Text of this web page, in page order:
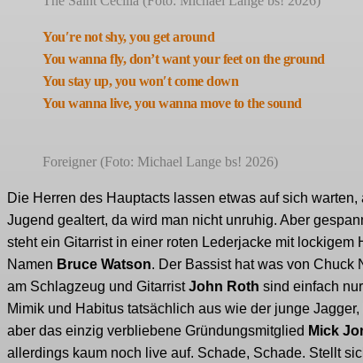
You′re not shy, you get around
You wanna fly, don’t want your feet on the ground
You stay up, you won′t come down
You wanna live, you wanna move to the sound
Foreigner (Foto: Michael Lange bs! 2026)
Die Herren des Hauptacts lassen etwas auf sich
Jugend gealtert, da wird man nicht unruhig. Aber
steht ein Gitarrist in einer roten Lederjacke mit
Namen Bruce Watson. Der Bassist hat was von Chuck
am Schlagzeug und GitarristJohn Roth sind einfach
Mimik und Habitus tatsächlich aus wie der junge
aber das einzig verbliebene Gründungsmitglied Mick
allerdings kaum noch live auf. Schade, Schade. Stellt